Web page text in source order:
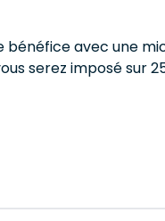
bénéfice avec une
serez imposé sur